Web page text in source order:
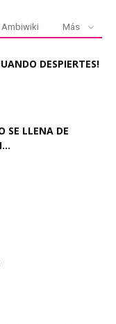
Ambiwiki Más
DESPIERTES!
SE LLENA DE